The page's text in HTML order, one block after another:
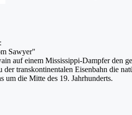
Sawyer"
auf einem Mississippi-Dampfer den
transkontinentalen Eisenbahn die
um die Mitte des 19. Jahrhunderts.